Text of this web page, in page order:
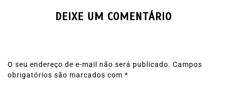
DEIXE UM COMENTÁRIO
O seu endereço de e-mail não será publicado.
Campos
obrigatórios são marcados com *